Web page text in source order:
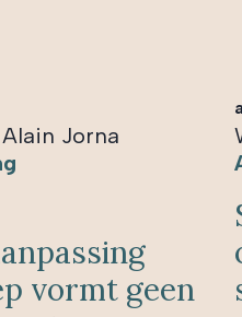
Alain Jorna
vormt geen